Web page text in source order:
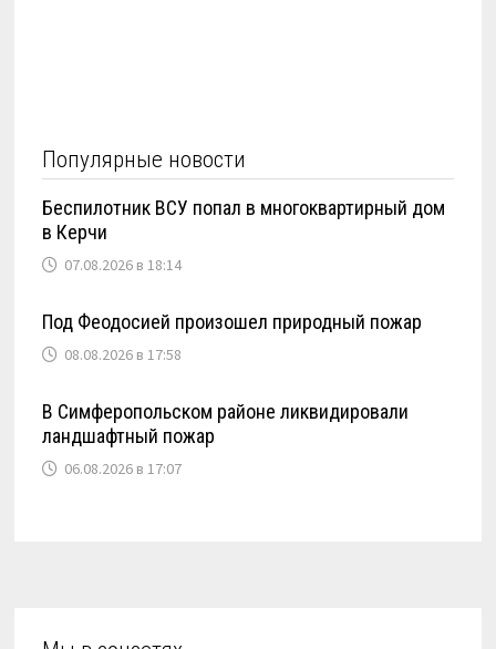
Популярные новости
Беспилотник ВСУ попал в многоквартирный дом
в Керчи
07.08.2026 в 18:14
Под Феодосией произошел природный пожар
08.08.2026 в 17:58
В Симферопольском районе ликвидировали
ландшафтный пожар
06.08.2026 в 17:07